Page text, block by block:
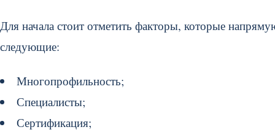
Для начала стоит отметить факторы, которые
следующие:
Многопрофильность;
Специалисты;
Сертификация;